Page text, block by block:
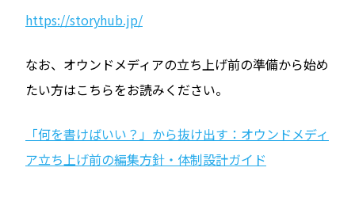
https://storyhub.jp/
なお、オウンドメディアの立ち上げ前の準備から始め
たい方はこちらをお読みください。
「何を書けばいい？」から抜け出す：オウンドメディ
ア立ち上げ前の編集方針・体制設計ガイド